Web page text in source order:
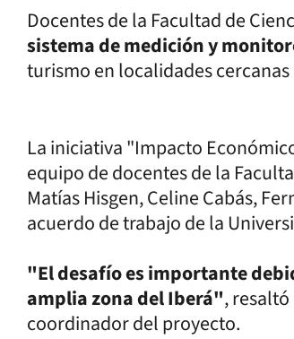
Docentes de la Facultad de
sistema de medición y
turismo en localidades cercanas
La iniciativa "Impacto
equipo de docentes de la
Matías Hisgen, Celine Cabás,
acuerdo de trabajo de la
"El desafío es importante
amplia zona del Iberá",
coordinador del proyecto.